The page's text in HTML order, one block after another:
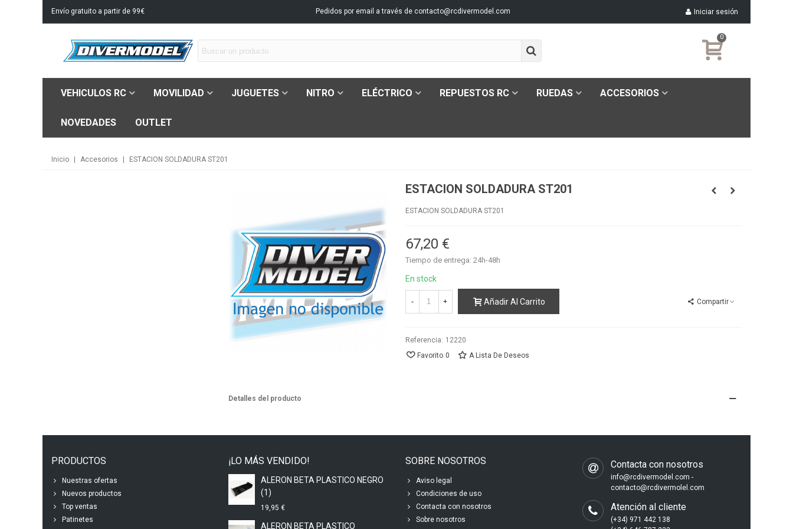
Envío gratuito a partir de 99€ Pedidos por email a través de contacto@rcdivermodel.com Iniciar sesión
0
VEHICULOS RC MOVILIDAD JUGUETES NITRO ELÉCTRICO REPUESTOS RC RUEDAS ACCESORIOS
NOVEDADES OUTLET
Inicio Accesorios ESTACION SOLDADURA ST201
ESTACION SOLDADURA ST201
ESTACION SOLDADURA ST201
67,20 €
Tiempo de entrega: 24h-48h
En stock
- + Añadir Al Carrito Compartir
Referencia: 12220
Favorito 0 A Lista De Deseos
Detalles del producto
PRODUCTOS
Nuestras ofertas
Nuevos productos
Top ventas
Patinetes
¡LO MÁS VENDIDO!
ALERON BETA PLASTICO NEGRO
(1)
19,95 €
ALERON BETA PLASTICO
SOBRE NOSOTROS
Aviso legal
Condiciones de uso
Contacta con nosotros
Sobre nosotros
Contacta con nosotros
info@rcdivermodel.com -
contacto@rcdivermolel.com
Atención al cliente
(+34) 971 442 138